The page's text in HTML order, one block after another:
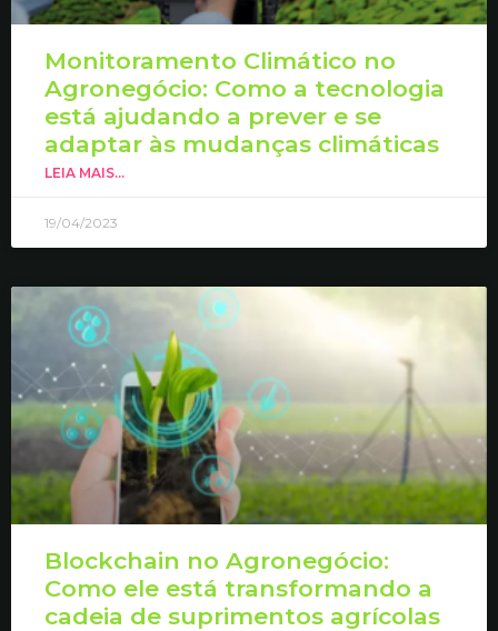
Monitoramento Climático no
Agronegócio: Como a tecnologia
está ajudando a prever e se
adaptar às mudanças climáticas
LEIA MAIS...
19/04/2023
Blockchain no Agronegócio:
Como ele está transformando a
cadeia de suprimentos agrícolas